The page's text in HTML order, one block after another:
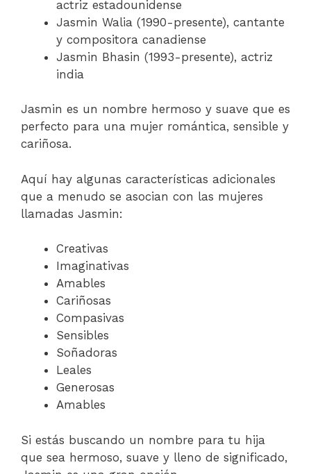
actriz estadounidense
Jasmin Walia (1990-presente), cantante
y compositora canadiense
Jasmin Bhasin (1993-presente), actriz
india
Jasmin es un nombre hermoso y suave que es
perfecto para una mujer romántica, sensible y
cariñosa.
Aquí hay algunas características adicionales
que a menudo se asocian con las mujeres
llamadas Jasmin:
Creativas
Imaginativas
Amables
Cariñosas
Compasivas
Sensibles
Soñadoras
Leales
Generosas
Amables
Si estás buscando un nombre para tu hija
que sea hermoso, suave y lleno de significado,